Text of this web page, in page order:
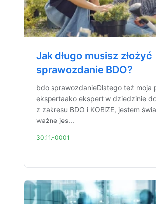
Jak długo musisz złożyć
sprawozdanie BDO?
bdo sprawozdanieDlatego też moja
ekspertaako ekspert w dziedzinie
z zakresu BDO i KOBiZE, jestem
ważne jes...
30.11.-0001